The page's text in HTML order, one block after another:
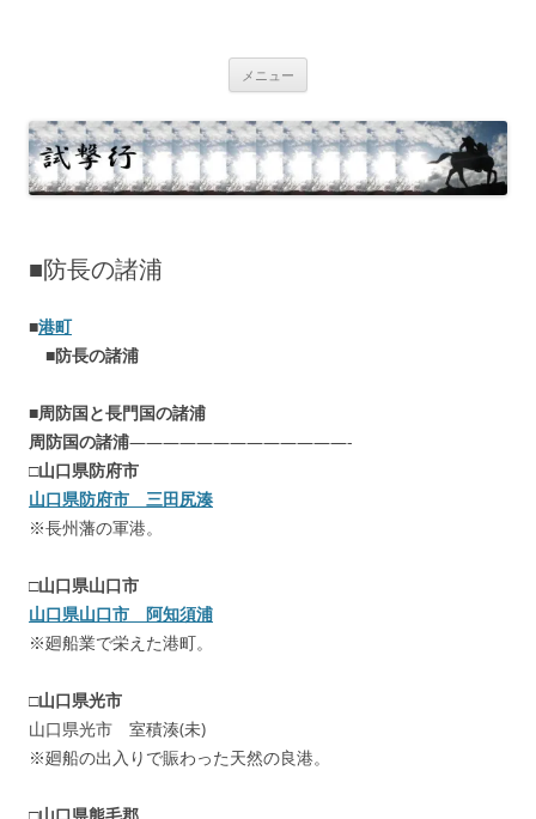
キ
ッ
プ
メニュー
■防長の諸浦
■港町
■防長の諸浦
■周防国と長門国の諸浦
周防国の諸浦—————————————-
□山口県防府市
山口県防府市 三田尻湊
※長州藩の軍港。
□山口県山口市
山口県山口市 阿知須浦
※廻船業で栄えた港町。
□山口県光市
山口県光市 室積湊(未)
※廻船の出入りで賑わった天然の良港。
□山口県熊毛郡